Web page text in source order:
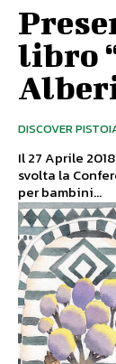
libro
DISCOVER
Il 27 Aprile
svolta la
per bambini...